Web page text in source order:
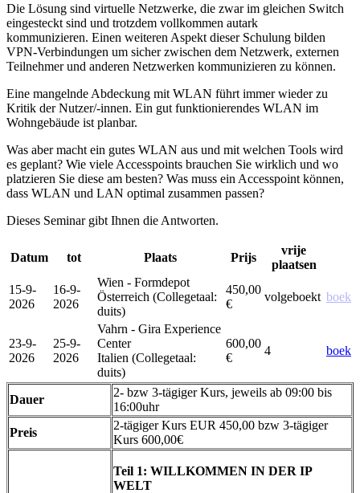
Die Lösung sind virtuelle Netzwerke, die zwar im gleichen Switch
eingesteckt sind und trotzdem vollkommen autark
kommunizieren. Einen weiteren Aspekt dieser Schulung bilden
VPN-Verbindungen um sicher zwischen dem Netzwerk, externen
Teilnehmer und anderen Netzwerken kommunizieren zu können.
Eine mangelnde Abdeckung mit WLAN führt immer wieder zu
Kritik der Nutzer/-innen. Ein gut funktionierendes WLAN im
Wohngebäude ist planbar.
Was aber macht ein gutes WLAN aus und mit welchen Tools wird
es geplant? Wie viele Accesspoints brauchen Sie wirklich und wo
platzieren Sie diese am besten? Was muss ein Accesspoint können,
dass WLAN und LAN optimal zusammen passen?
Dieses Seminar gibt Ihnen die Antworten.
Datum tot Plaats Prijs
vrije
plaatsen
15-9-
2026
16-9-
2026
Wien - Formdepot
Österreich (Collegetaal:
duits)
450,00
€
volgeboekt boek
23-9-
2026
25-9-
2026
Vahrn - Gira Experience
Center
Italien (Collegetaal:
duits)
600,00
€
4 boek
Dauer
2- bzw 3-tägiger Kurs, jeweils ab 09:00 bis
16:00uhr
Preis
2-tägiger Kurs EUR 450,00 bzw 3-tägiger
Kurs 600,00€
Teil 1: WILLKOMMEN IN DER IP
WELT